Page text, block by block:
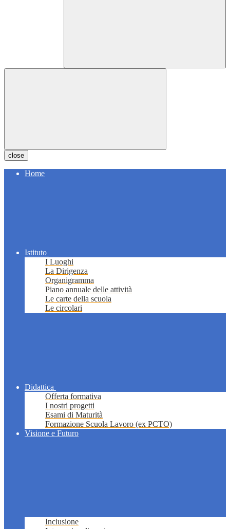
close
Home
Istituto
I Luoghi
La Dirigenza
Organigramma
Piano annuale delle attività
Le carte della scuola
Le circolari
Didattica
Offerta formativa
I nostri progetti
Esami di Maturità
Formazione Scuola Lavoro (ex PCTO)
Visione e Futuro
Inclusione